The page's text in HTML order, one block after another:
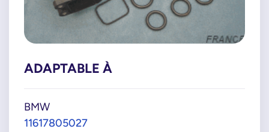
ADAPTABLE À
BMW
11617805027